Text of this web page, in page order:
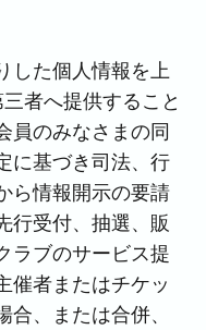
した個人情報を上
者へ提供すること
員のみなさまの同
に基づき司法、行
ら情報開示の要請
行受付、抽選、販
ラブのサービス提
催者またはチケッ
合、または合併、